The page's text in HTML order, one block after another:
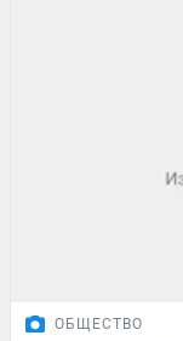
ОБЩЕСТВО